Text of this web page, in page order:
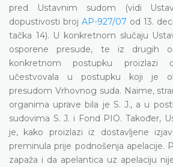
pred Ustavnim sudom (vidi
dopustivosti broj AP-927/07 od 13.
tačka 14). U konkretnom slučaju
osporene presude, te iz drugih
konkretnom postupku proizlazi
učestvovala u postupku koji je
presudom Vrhovnog suda. Naime,
organima uprave bila je S. J., a u
sudovima S. J. i Fond PIO. Također,
je, kako proizlazi iz dostavljene
preminula prije podnošenja apelacije.
zapaža i da apelantica uz apelaciju